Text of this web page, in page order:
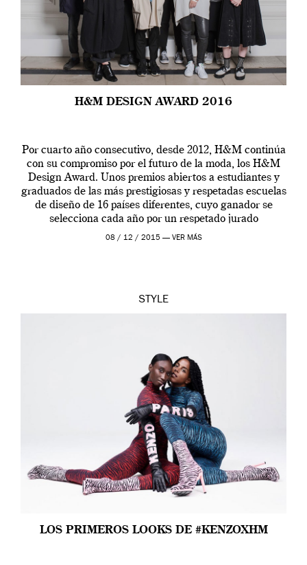
H&M DESIGN AWARD 2016
Por cuarto año consecutivo, desde 2012, H&M continúa
con su compromiso por el futuro de la moda, los H&M
Design Award. Unos premios abiertos a estudiantes y
graduados de las más prestigiosas y respetadas escuelas
de diseño de 16 países diferentes, cuyo ganador se
selecciona cada año por un respetado jurado
internacional de expertos de la […]
08 / 12 / 2015 — VER MÁS
STYLE
LOS PRIMEROS LOOKS DE #KENZOXHM